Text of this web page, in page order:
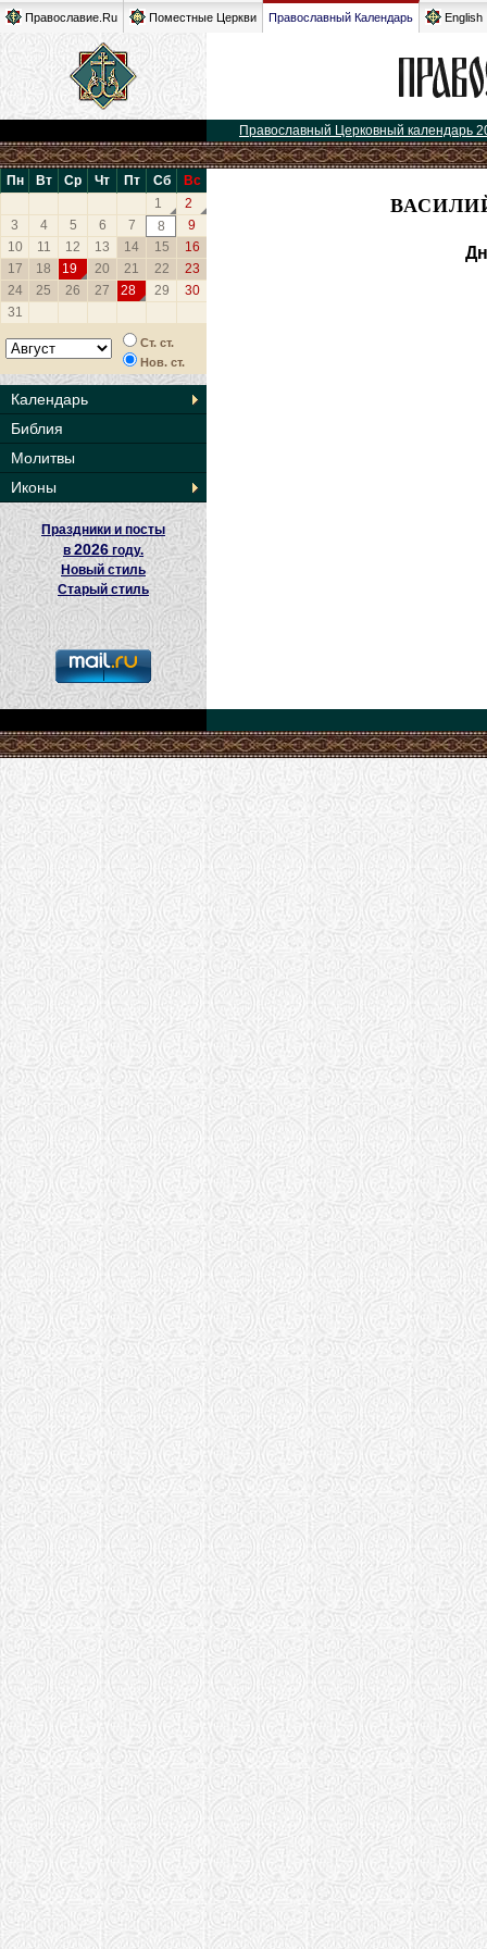
Православие.Ru Поместные Церкви Православный Календарь English
Православный Церковный календарь
Пн Вт Ср Чт Пт Сб
Вс
1
2
3
4 5 6 7 8
9
10
11 12 13 14 15
16
17
18 19 20 21 22
23
24
25 26 27 28 29
30
31
Ст. ст.
Нов. ст.
Календарь
Библия
Молитвы
Иконы
Праздники и посты
в2026 году.
Новый стиль
Старый стиль